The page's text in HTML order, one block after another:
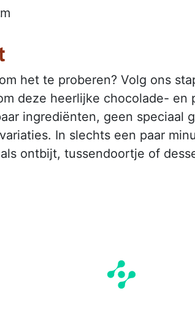
het te proberen? Volg ons
deze heerlijke chocolade- en
ingrediënten, geen speciaal
In slechts een paar
ontbijt, tussendoortje of